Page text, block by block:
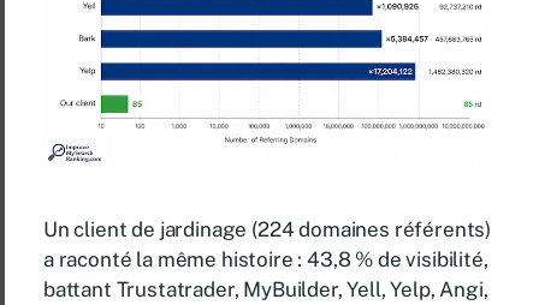
Un client de jardinage (224 domaines référents)
a raconté la même histoire : 43,8 % de visibilité,
battant Trustatrader, MyBuilder, Yell, Yelp, Angi,